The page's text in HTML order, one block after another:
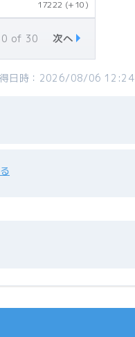
17222 (+10)
of 30 次へ
得日時：2026/08/06 12:24